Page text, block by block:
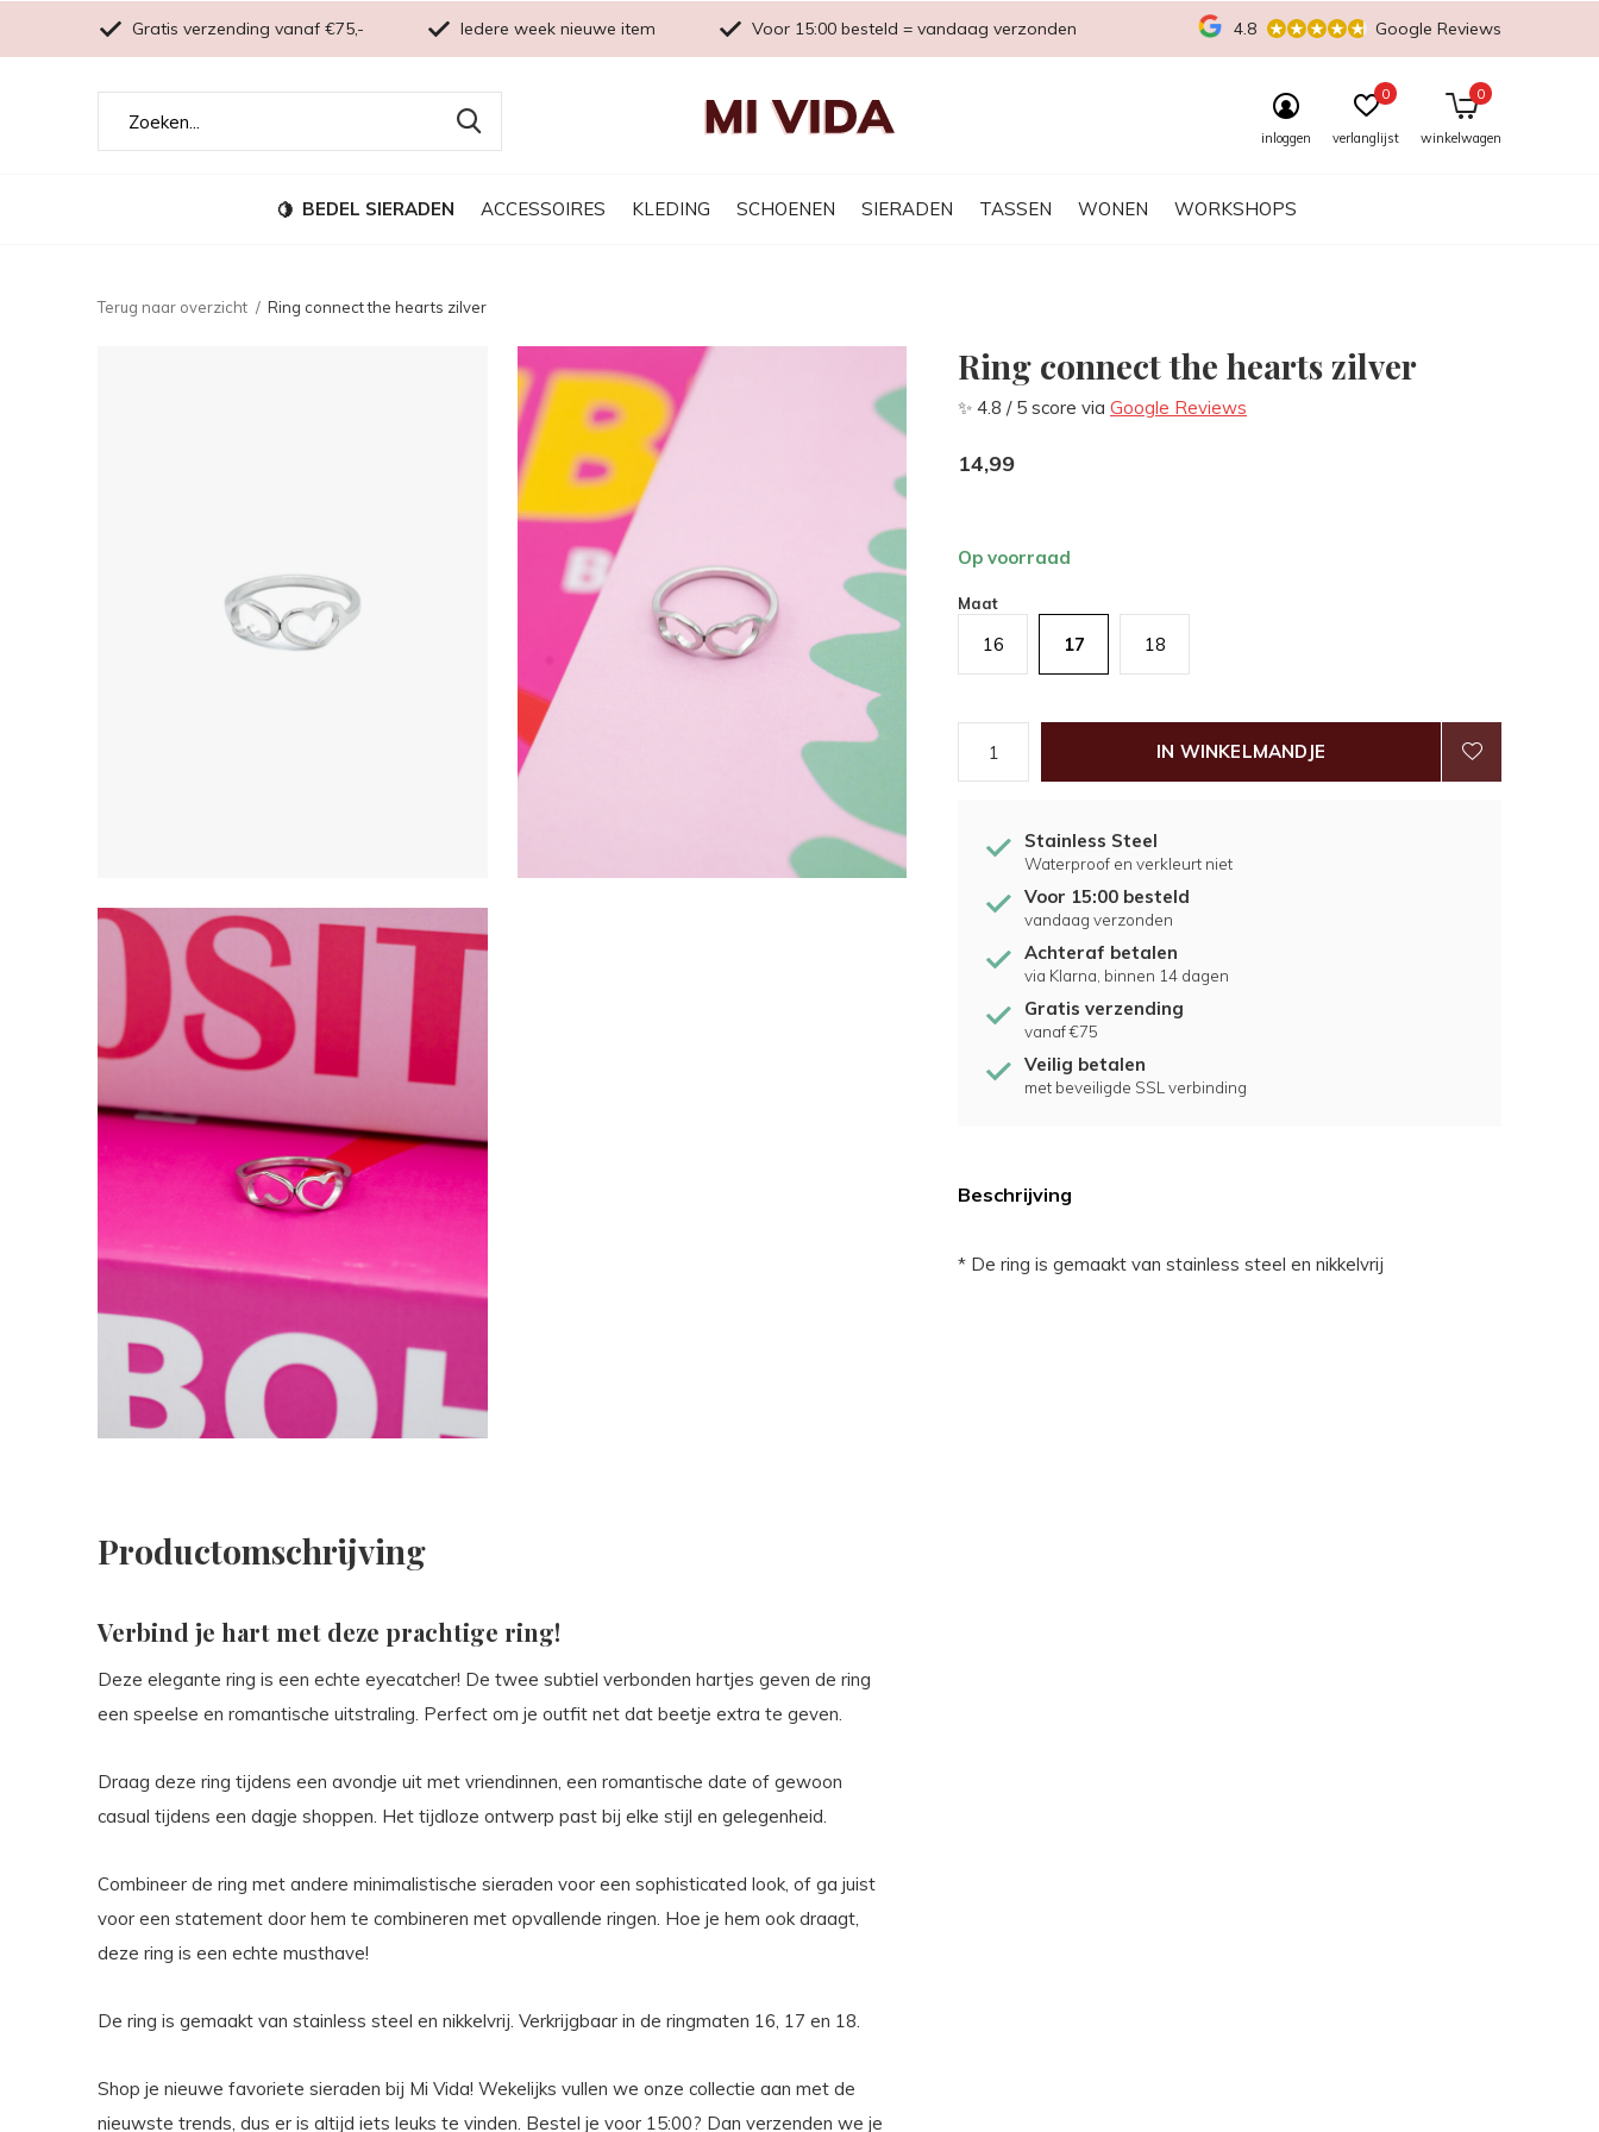
BEDEL SIERADEN ACCESSOIRES KLEDING SCHOENEN SIERADEN TASSEN WONEN WORKSHOPS
inloggen verlanglijst
0
winkelwagen
0
Gratis verzending vanaf €75,- Iedere week nieuwe item Voor 15:00 besteld = vandaag verzonden 4.8 Google Reviews
Terug naar overzicht Ring connect the hearts zilver
Ring connect the hearts zilver
✨ 4.8 / 5 score via Google Reviews
14,99
Op voorraad
Maat
16 17 18
IN WINKELMANDJE
Stainless Steel
Waterproof en verkleurt niet
Voor 15:00 besteld
vandaag verzonden
Achteraf betalen
via Klarna, binnen 14 dagen
Gratis verzending
vanaf €75
Veilig betalen
met beveiligde SSL verbinding
Beschrijving
* De ring is gemaakt van stainless steel en nikkelvrij
Productomschrijving
Verbind je hart met deze prachtige ring!
Deze elegante ring is een echte eyecatcher! De twee subtiel verbonden hartjes geven de ring
een speelse en romantische uitstraling. Perfect om je outfit net dat beetje extra te geven.
Draag deze ring tijdens een avondje uit met vriendinnen, een romantische date of gewoon
casual tijdens een dagje shoppen. Het tijdloze ontwerp past bij elke stijl en gelegenheid.
Combineer de ring met andere minimalistische sieraden voor een sophisticated look, of ga juist
voor een statement door hem te combineren met opvallende ringen. Hoe je hem ook draagt,
deze ring is een echte musthave!
De ring is gemaakt van stainless steel en nikkelvrij. Verkrijgbaar in de ringmaten 16, 17 en 18.
Shop je nieuwe favoriete sieraden bij Mi Vida! Wekelijks vullen we onze collectie aan met de
nieuwste trends, dus er is altijd iets leuks te vinden. Bestel je voor 15:00? Dan verzenden we je